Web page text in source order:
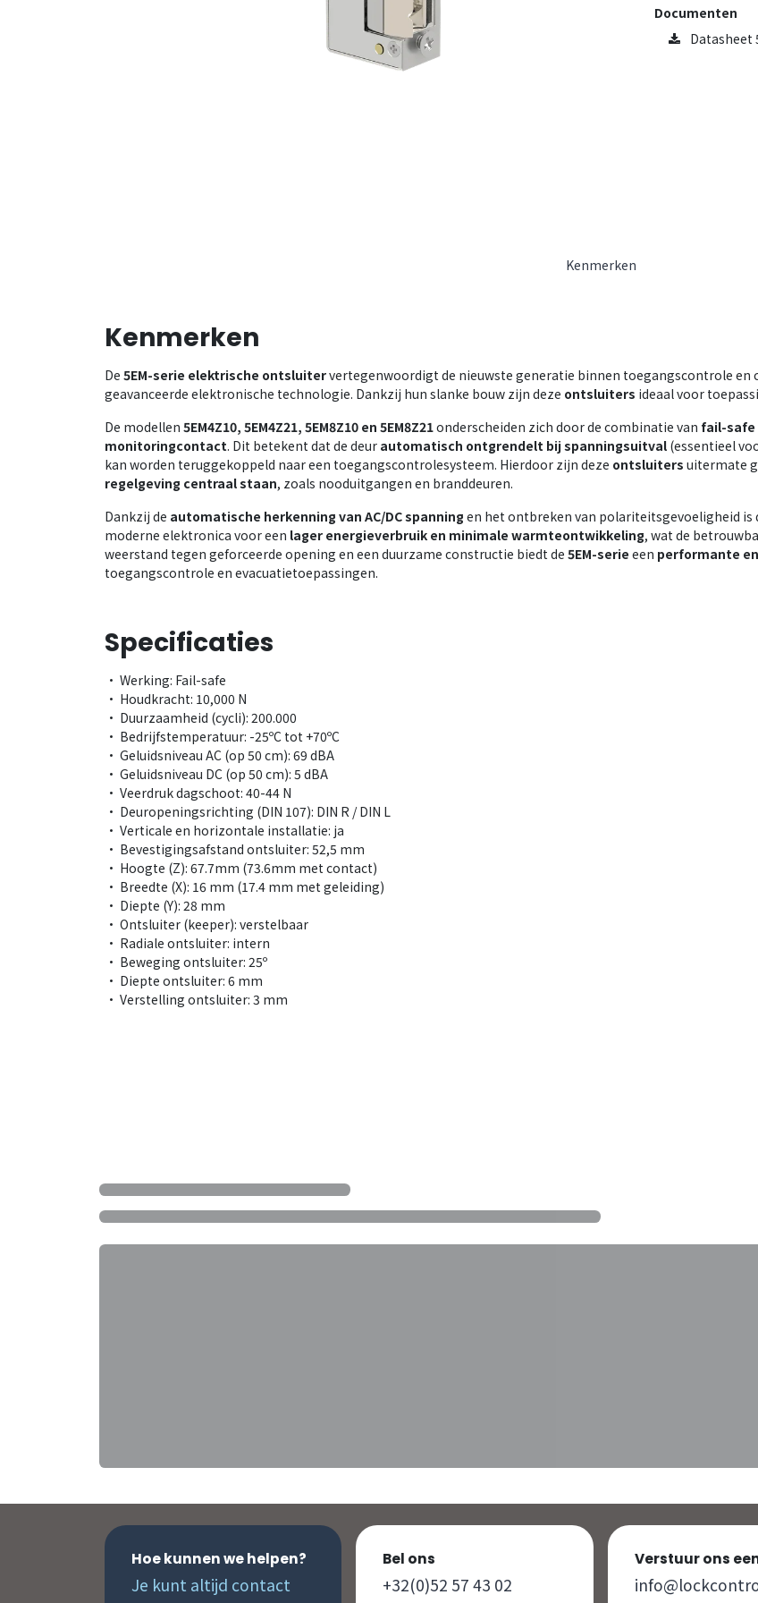
Documenten
Datasheet
Kenmerken
Kenmerken
De 5EM-serie elektrische ontsluitervertegenwoordigt de nieuwste generatie binnen toegangscontrole en
geavanceerde elektronische technologie. Dankzij hun slanke bouw zijn deze ontsluiters ideaal voor
De modellen 5EM4Z10, 5EM4Z21, 5EM8Z10 en 5EM8Z21onderscheiden zich door de combinatie van fail-
monitoringcontact. Dit betekent dat de deur automatisch ontgrendelt bij spanningsuitval (essentieel
kan worden teruggekoppeld naar een toegangscontrolesysteem. Hierdoor zijn deze ontsluiters uitermate
regelgeving centraal staan, zoals nooduitgangen en branddeuren.
Dankzij de automatische herkenning van AC/DC spanning en het ontbreken van polariteitsgevoeligheid
moderne elektronica voor een lager energieverbruik en minimale warmteontwikkeling, wat de
weerstand tegen geforceerde opening en een duurzame constructie biedt de 5EM-serie een performante
toegangscontrole en evacuatietoepassingen.
Specificaties
• Werking: Fail-safe
• Houdkracht: 10,000 N
• Duurzaamheid (cycli): 200.000
• Bedrijfstemperatuur: -25ºC tot +70ºC
• Geluidsniveau AC (op 50 cm): 69 dBA
• Geluidsniveau DC (op 50 cm): 5 dBA
• Veerdruk dagschoot: 40-44 N
• Deuropeningsrichting (DIN 107): DIN R / DIN L
• Verticale en horizontale installatie: ja
• Bevestigingsafstand ontsluiter: 52,5 mm
• Hoogte (Z): 67.7mm (73.6mm met contact)
• Breedte (X): 16 mm (17.4 mm met geleiding)
• Diepte (Y): 28 mm
• Ontsluiter (keeper): verstelbaar
• Radiale ontsluiter: intern
• Beweging ontsluiter: 25º
• Diepte ontsluiter: 6 mm
• Verstelling ontsluiter: 3 mm
Hoe kunnen we helpen?
Je kunt altijd contact
Bel ons
+32(0)52 57 43 02
Verstuur ons